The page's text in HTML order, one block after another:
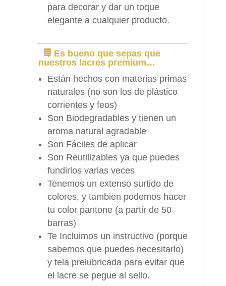
para decorar y dar un toque
elegante a cualquier producto.
Es bueno que sepas que
nuestros lacres premium…
Están hechos con materias primas
naturales (no son los de plástico
corrientes y feos)
Son Biodegradables y tienen un
aroma natural agradable
Son Fáciles de aplicar
Son Reutilizables ya que puedes
fundirlos varias veces
Tenemos un extenso surtido de
colores, y tambien podemos hacer
tu color pantone (a partir de 50
barras)
Te Incluimos un instructivo (porque
sabemos que puedes necesitarlo)
y tela prelubricada para evitar que
el lacre se pegue al sello.